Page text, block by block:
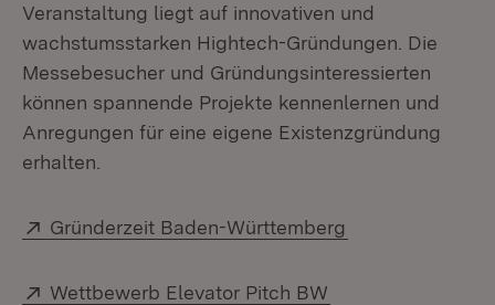
Veranstaltung liegt auf innovativen und
wachstumsstarken Hightech-Gründungen. Die
Messebesucher und Gründungsinteressierten
können spannende Projekte kennenlernen und
Anregungen für eine eigene Existenzgründung
erhalten.
Extern:
Gründerzeit Baden-Württemberg
Extern:
Wettbewerb Elevator Pitch BW